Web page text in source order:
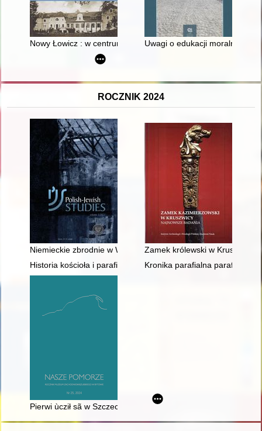
Nowy Łowicz : w centrum poligonu drawskiego od
Uwagi o edukacji moralnej
ROCZNIK 2024
Niemieckie zbrodnie w Wierzbicy i Wolicy : ekshumacja i
Zamek królewski w Kruszwicy :
Historia kościoła i parafii w BrzeziuKronika parafialna parafii
Pierwi ùcził sã w Szczecënie, to je nowé zdebłoò karierze